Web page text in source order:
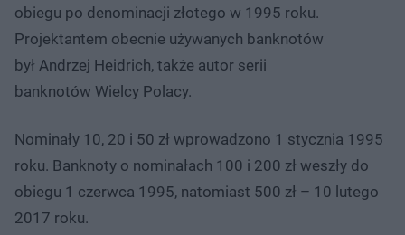
obiegu po denominacji złotego w 1995 roku.
Projektantem obecnie używanych banknotów
był Andrzej Heidrich, także autor serii
banknotów Wielcy Polacy.
Nominały 10, 20 i 50 zł wprowadzono 1 stycznia 1995
roku. Banknoty o nominałach 100 i 200 zł weszły do
obiegu 1 czerwca 1995, natomiast 500 zł – 10 lutego
2017 roku.